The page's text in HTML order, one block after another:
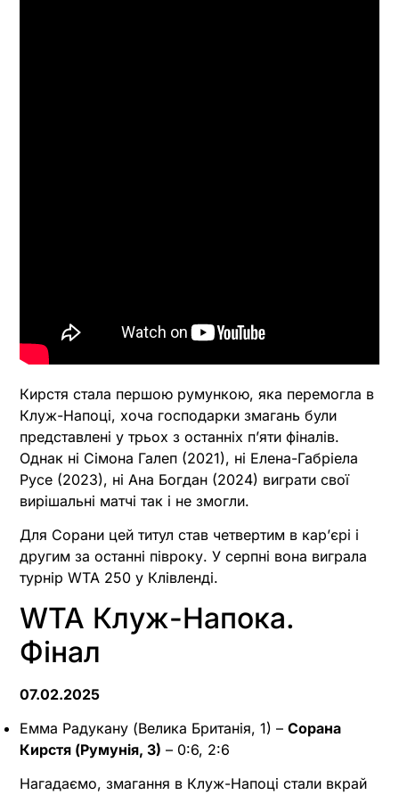
Кирстя стала першою румункою, яка перемогла в
Клуж-Напоці, хоча господарки змагань були
представлені у трьох з останніх пʼяти фіналів.
Однак ні Сімона Галеп (2021), ні Елена-Габріела
Русе (2023), ні Ана Богдан (2024) виграти свої
вирішальні матчі так і не змогли.
Для Сорани цей титул став четвертим в карʼєрі і
другим за останні півроку. У серпні вона виграла
турнір WTA 250 у Клівленді.
WTA Клуж-Напока.
Фінал
07.02.2025
Емма Радукану (Велика Британія, 1) – Сорана
Кирстя (Румунія, 3) – 0:6, 2:6
Нагадаємо, змагання в Клуж-Напоці стали вкрай